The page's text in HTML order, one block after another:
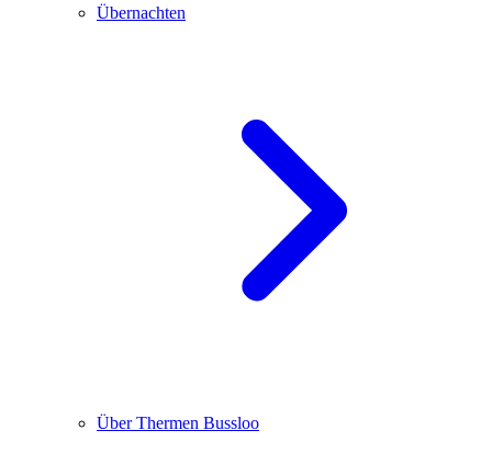
Übernachten
Über Thermen Bussloo